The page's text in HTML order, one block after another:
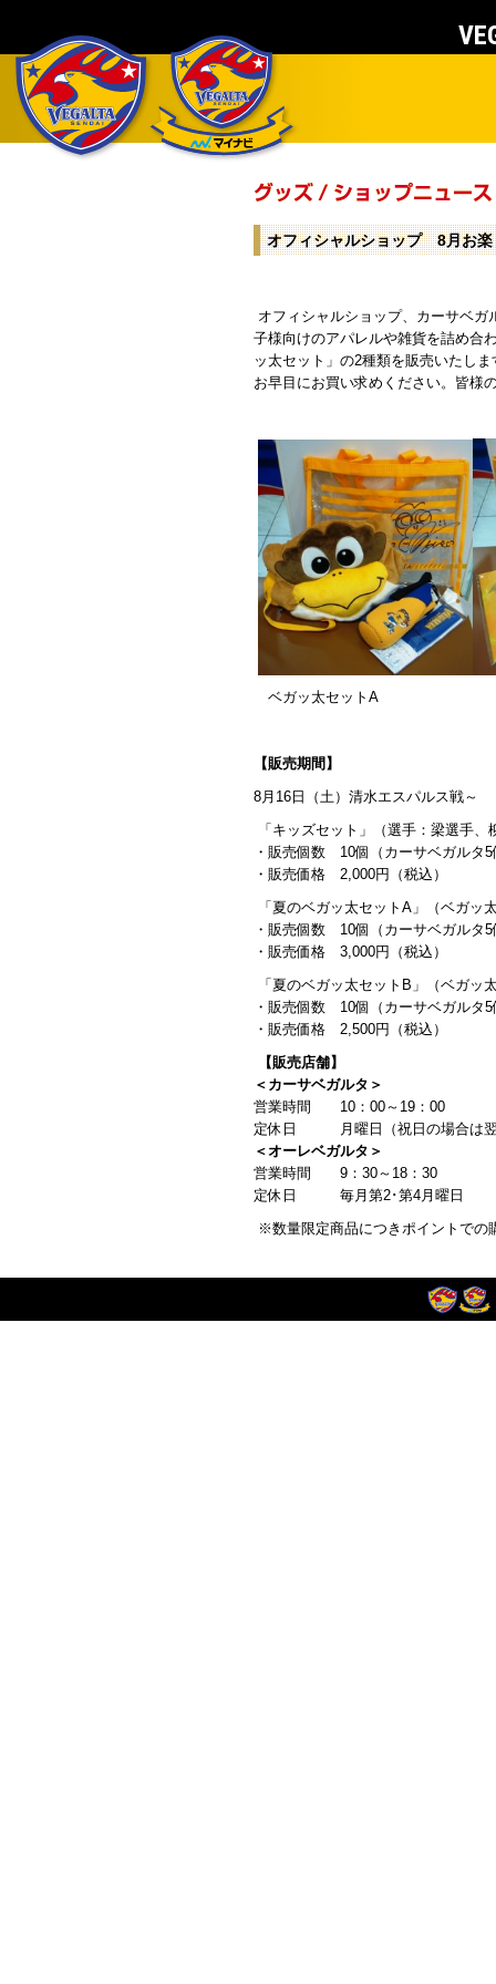
オフィシャルショップ 8月お楽
オフィシャルショップ、カーサベ
子様向けのアパレルや雑貨を詰め合
ッ太セット」の2種類を販売いたし
お早目にお買い求めください。皆様
ベガッ太セット
【販売期間】
8月16日（土）清水エスパルス戦～
「キッズセット」（選手：梁選手
・販売個数 10個（カーサベガルタ
・販売価格 2,000円（税込）
「夏のベガッ太セットA」（ベガッ
・販売個数 10個（カーサベガルタ
・販売価格 3,000円（税込）
「夏のベガッ太セットB」（ベガッ
・販売個数 10個（カーサベガルタ
・販売価格 2,500円（税込）
【販売店舗】
＜カーサベガルタ＞
営業時間 10：00～19：00
定休日 月曜日（祝日の場合は翌
＜オーレベガルタ＞
営業時間 9：30～18：30
定休日 毎月第2･第4月曜日
※数量限定商品につきポイントでの